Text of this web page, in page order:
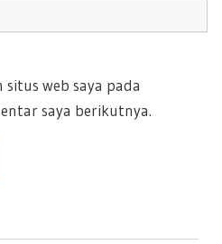
web saya pada
saya berikutnya.